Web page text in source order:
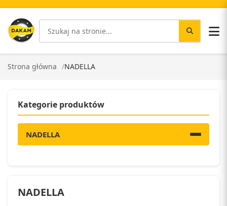
Strona główna NADELLA
Kategorie produktów
NADELLA
NADELLA